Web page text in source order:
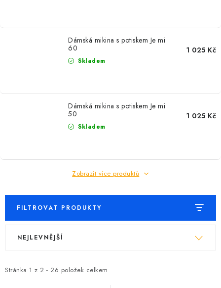
Dámská mikina s potiskem Je mi
60
Skladem
1 025 Kč
Dámská mikina s potiskem Je mi
50
Skladem
1 025 Kč
Zobrazit více produktů
FILTROVAT PRODUKTY
V
i
Stránka 1 z 2 - 26 položek celkem
Ř
e
NEJLEVNĚJŠÍ